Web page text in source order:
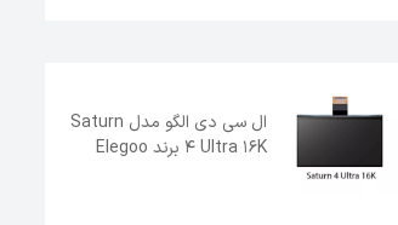
ال سی دی الگو مدل Saturn
4 Ultra 16K برند Elegoo